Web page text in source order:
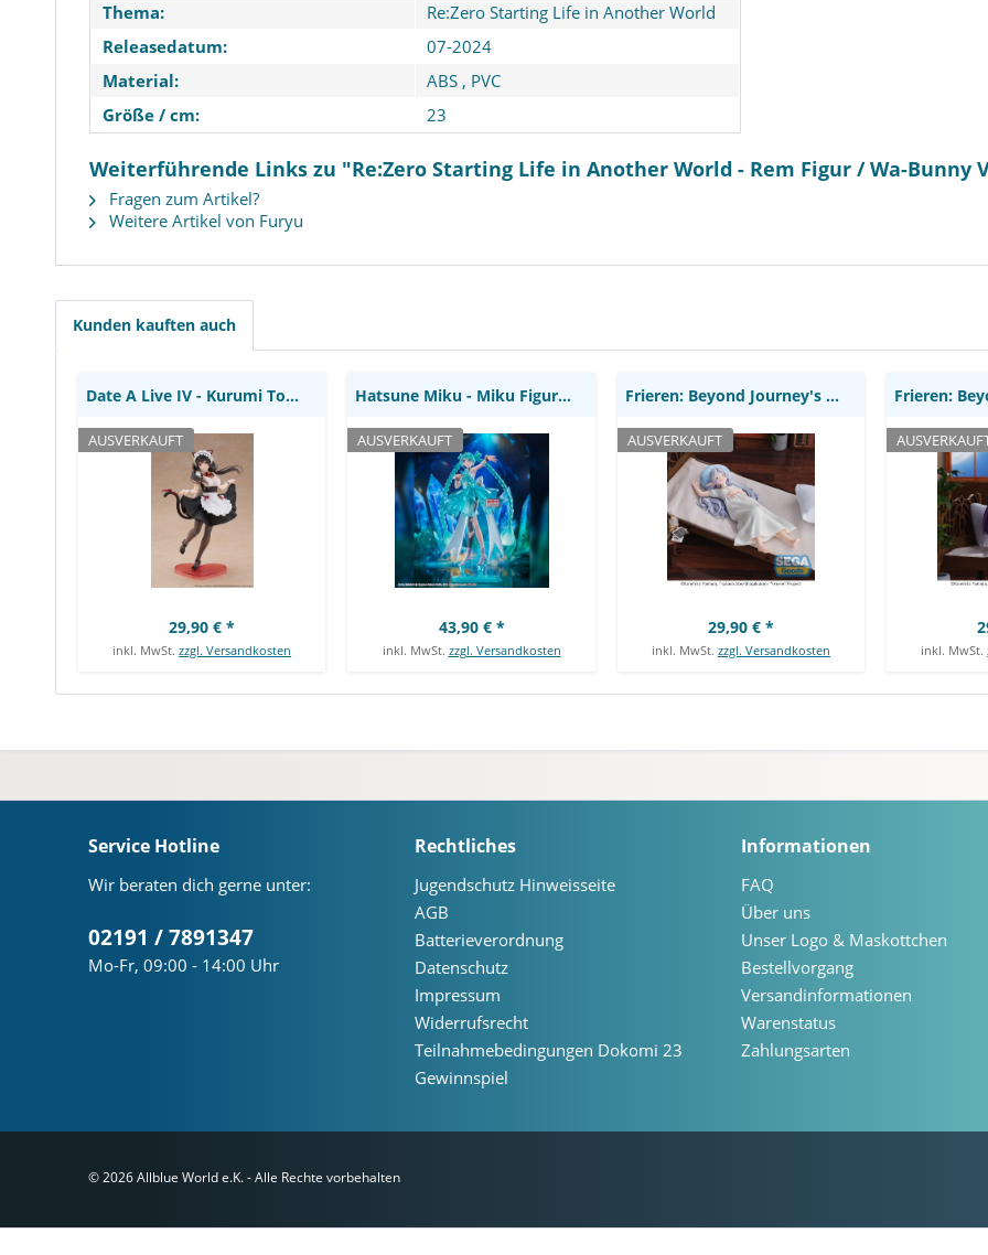
Thema:
Re:Zero Starting Life in Another World
Releasedatum:
07-2024
Material:
ABS , PVC
Größe / cm:
23
Weiterführende Links zu "Re:Zero Starting Life in Another World - Rem Figur / Wa-Bunny
Fragen zum Artikel?
Weitere Artikel von Furyu
Kunden kauften auch
Date A Live IV - Kurumi
AUSVERKAUFT
Date A Live IV - Kurumi Tokisa Statue / Coreful...
29,90 € *
inkl. MwSt.zzgl. Versandkosten
AUSVERKAUFT
Hatsune Miku - Miku Figur / Clearluxe -...
43,90 € *
inkl. MwSt. zzgl. Versandkosten
AUSVERKAUFT
Frieren: Beyond Journey's End - Frieren Statue...
29,90 € *
inkl. MwSt. zzgl. Versandkosten inkl. MwSt.
Service Hotline
Wir beraten dich gerne unter:
02191 / 7891347
Mo-Fr, 09:00 - 14:00 Uhr
Rechtliches
Jugendschutz Hinweisseite
AGB
Batterieverordnung
Datenschutz
Impressum
Widerrufsrecht
Teilnahmebedingungen Dokomi 23
Gewinnspiel
Informationen
FAQ
Über uns
Unser Logo & Maskottchen
Bestellvorgang
Versandinformationen
Warenstatus
Zahlungsarten
© 2026 Allblue World e.K. - Alle Rechte vorbehalten